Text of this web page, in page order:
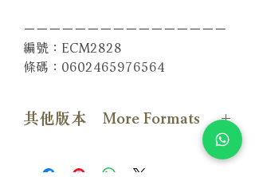
－－－－－－－－－－－－－－－－
編號：ECM2828
條碼：0602465976564
其他版本 More Formats